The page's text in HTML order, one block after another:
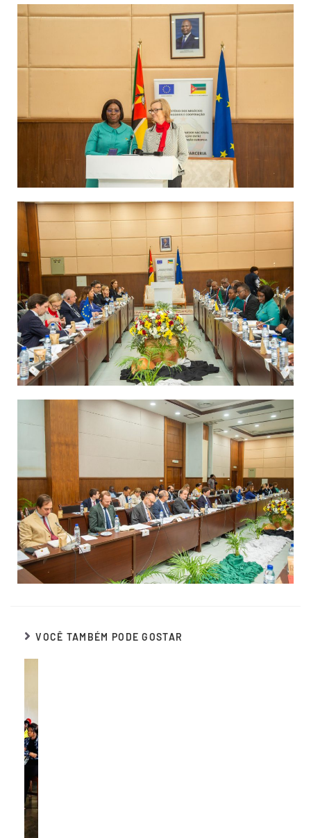
VOCÊ TAMBÉM PODE GOSTAR